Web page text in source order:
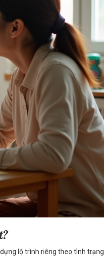
lộ trình riêng theo tình trạng.